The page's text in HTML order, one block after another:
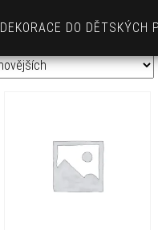
DEKORACE DO DĚTSKÝCH